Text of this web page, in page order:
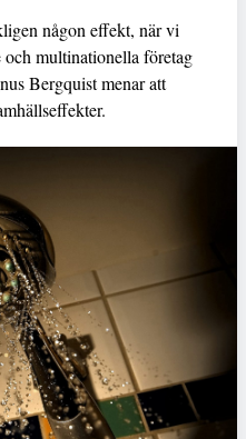
någon effekt, när vi
multinationella företag
Bergquist menar att